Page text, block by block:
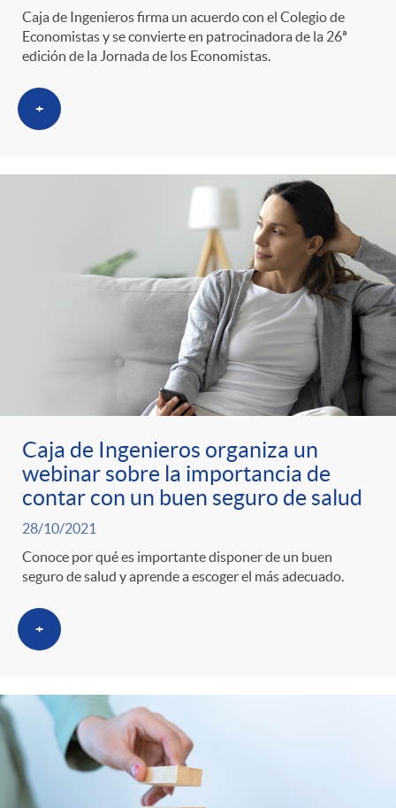
Caja de Ingenieros firma un acuerdo con el Colegio de
Economistas y se convierte en patrocinadora de la 26ª
edición de la Jornada de los Economistas.
+
Caja de Ingenieros organiza un
webinar sobre la importancia de
contar con un buen seguro de salud
28/10/2021
Conoce por qué es importante disponer de un buen
seguro de salud y aprende a escoger el más adecuado.
+